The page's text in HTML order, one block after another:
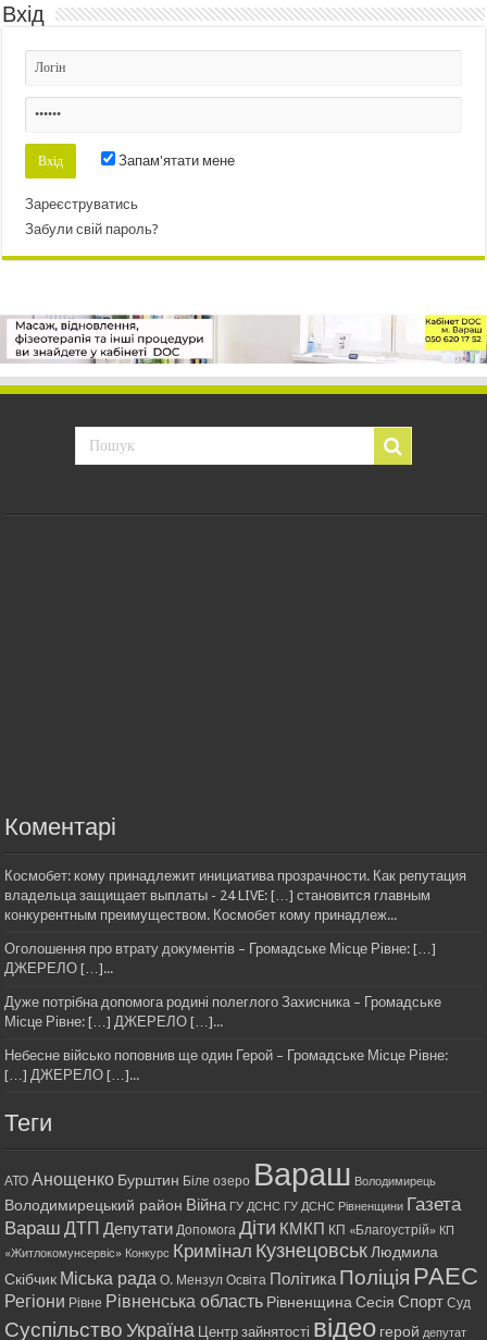
Вхід
Запам'ятати мене
Зареєструватись
Забули свій пароль?
Коментарі
Космобет: кому принадлежит инициатива прозрачности. Как репутация
владельца защищает выплаты - 24 LIVE: […] становится главным
конкурентным преимуществом. Космобет кому принадлеж...
Оголошення про втрату документів – Громадське Місце Рівне: […]
ДЖЕРЕЛО […]...
Дуже потрібна допомога родині полеглого Захисника – Громадське
Місце Рівне: […] ДЖЕРЕЛО […]...
Небесне військо поповнив ще один Герой – Громадське Місце Рівне:
[…] ДЖЕРЕЛО […]...
Теги
АТО Анощенко Бурштин Біле озеро Вараш Володимирець
Володимирецький район Війна ГУ ДСНС ГУ ДСНС Рівненщини Газета
Вараш ДТП Депутати Допомога Діти КМКП КП «Благоустрій» КП
«Житлокомунсервіс» Конкурс Кримінал Кузнецовськ Людмила
Скібчик Міська рада О. Мензул Освіта ПолітикаПоліція РАЕС
Регіони Рівне Рівненська область Рівненщина Сесія Спорт Суд
Суспільство Україна Центр зайнятості відео герой депутат